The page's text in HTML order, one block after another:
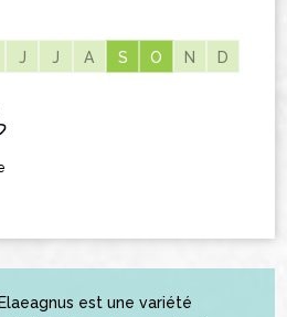
J J A S O N D
S O
est une variété